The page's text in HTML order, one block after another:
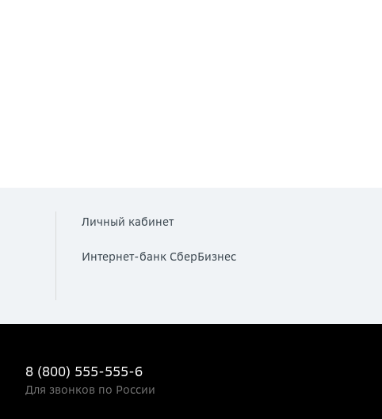
Личный кабинет
Интернет-банк СберБизнес
8 (800) 555-555-6
Для звонков по России